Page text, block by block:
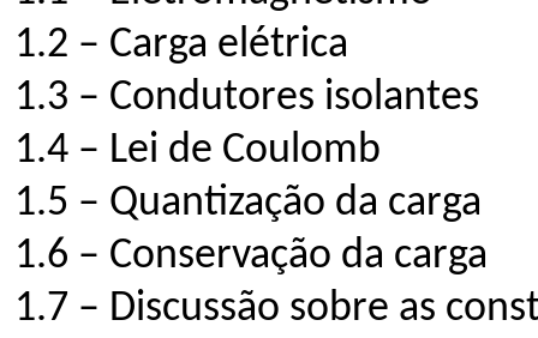
1.2 – Carga elétrica
1.3 – Condutores isolantes
1.4 – Lei de Coulomb
1.5 – Quantização da carga
1.6 – Conservação da carga
1.7 – Discussão sobre as